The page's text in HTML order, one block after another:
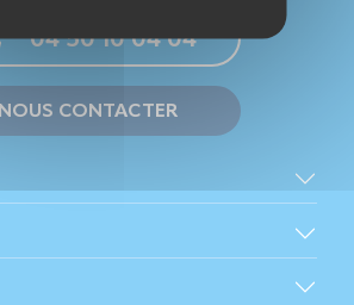
04 50 10 04 04
NOUS CONTACTER